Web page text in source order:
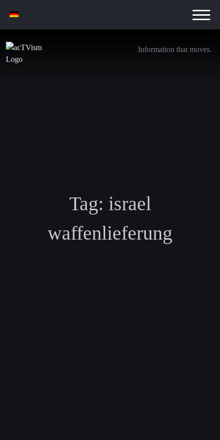
Information that moves.
Tag: israel
waffenlieferung